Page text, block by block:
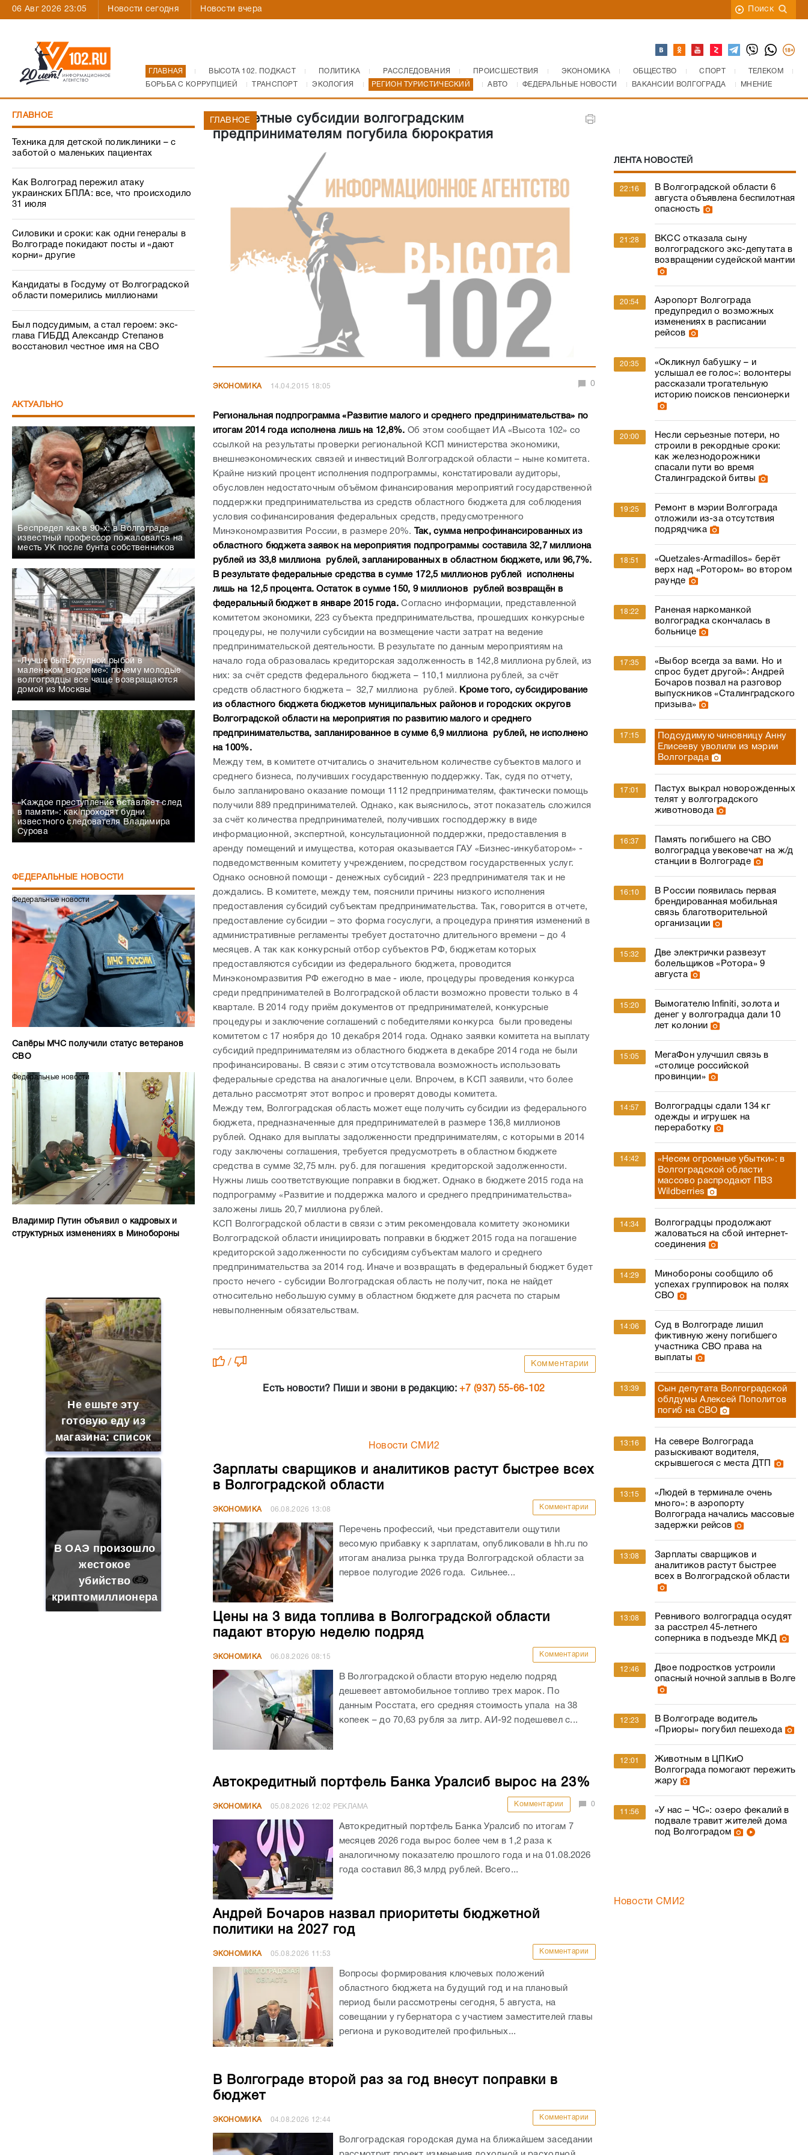
06 Авг 2026 23:05 Новости сегодня Новости вчера Поиск
ГЛАВНАЯ ВЫСОТА 102. ПОДКАСТ ПОЛИТИКА РАССЛЕДОВАНИЯ ПРОИСШЕСТВИЯ ЭКОНОМИКА ОБЩЕСТВО СПОРТ
ТЕЛЕКОМ
БОРЬБА С КОРРУПЦИЕЙ
ТРАНСПОРТ ЭКОЛОГИЯ РЕГИОН ТУРИСТИЧЕСКИЙ АВТО ФЕДЕРАЛЬНЫЕ НОВОСТИ ВАКАНСИИ ВОЛГОГРАДА МНЕНИЕ
ГЛАВНОЕ
Техника для детской поликлиники – с
заботой о маленьких пациентах
Как Волгоград пережил атаку
украинских БПЛА: все, что происходило
31 июля
Силовики и сроки: как одни генералы в
Волгограде покидают посты и «дают
корни» другие
Кандидаты в Госдуму от Волгоградской
области померились миллионами
Был подсудимым, а стал героем: экс-
глава ГИБДД Александр Степанов
восстановил честное имя на СВО
АКТУАЛЬНО
Беспредел как в 90-х: в Волгограде
известный профессор пожаловался на
месть УК после бунта собственников
«Лучше быть крупной рыбой в
маленьком водоеме»: почему молодые
волгоградцы все чаще возвращаются
домой из Москвы
«Каждое преступление оставляет след
в памяти»: как проходят будни
известного следователя Владимира
Сурова
ФЕДЕРАЛЬНЫЕ НОВОСТИ
Федеральные новости
Сапёры МЧС получили статус ветеранов
СВО
Федеральные новости
Владимир Путин объявил о кадровых и
структурных изменениях в Минобороны
Не ешьте эту
готовую еду из
магазина: список
В ОАЭ произошло
жестокое
убийство
криптомиллионера
Бюджетные субсидии волгоградским
предпринимателям погубила бюрократия
ГЛАВНОЕ
ЭКОНОМИКА 14.04.2015 18:05 0
Региональная подпрограмма «Развитие малого и среднего предпринимательства» по
итогам 2014 года исполнена лишь на 12,8%. Об этом сообщает ИА «Высота 102» со
ссылкой на результаты проверки региональной КСП министерства экономики,
внешнеэкономических связей и инвестиций Волгоградской области – ныне комитета.
Крайне низкий процент исполнения подпрограммы, констатировали аудиторы,
обусловлен недостаточным объёмом финансирования мероприятий государственной
поддержки предпринимательства из средств областного бюджета для соблюдения
условия софинансирования федеральных средств, предусмотренного
Минэкономразвития России, в размере 20%. Так, сумма непрофинансированных из
областного бюджета заявок на мероприятия подпрограммы составила 32,7 миллиона
рублей из 33,8 миллиона рублей, запланированных в областном бюджете, или 96,7%.
В результате федеральные средства в сумме 172,5 миллионов рублей исполнены
лишь на 12,5 процента. Остаток в сумме 150, 9 миллионов рублей возвращён в
федеральный бюджет в январе 2015 года.Согласно информации, представленной
комитетом экономики, 223 субъекта предпринимательства, прошедших конкурсные
процедуры, не получили субсидии на возмещение части затрат на ведение
предпринимательской деятельности. В результате по данным мероприятиям на
начало года образовалась кредиторская задолженность в 142,8 миллиона рублей, из
них: за счёт средств федерального бюджета – 110,1 миллиона рублей, за счёт
средств областного бюджета – 32,7 миллиона рублей. Кроме того, субсидирование
из областного бюджета бюджетов муниципальных районов и городских округов
Волгоградской области на мероприятия по развитию малого и среднего
предпринимательства, запланированное в сумме 6,9 миллиона рублей, не исполнено
на 100%.
Между тем, в комитете отчитались о значительном количестве субъектов малого и
среднего бизнеса, получивших государственную поддержку. Так, судя по отчету,
было запланировано оказание помощи 1112 предпринимателям, фактически помощь
получили 889 предпринимателей. Однако, как выяснилось, этот показатель сложился
за счёт количества предпринимателей, получивших господдержку в виде
информационной, экспертной, консультационной поддержки, предоставления в
аренду помещений и имущества, которая оказывается ГАУ «Бизнес-инкубатором» -
подведомственным комитету учреждением, посредством государственных услуг.
Однако основной помощи - денежных субсидий - 223 предпринимателя так и не
дождались. В комитете, между тем, пояснили причины низкого исполнения
предоставления субсидий субъектам предпринимательства. Так, говорится в отчете,
предоставление субсидии – это форма госуслуги, а процедура принятия изменений в
административные регламенты требует достаточно длительного времени – до 4
месяцев. А так как конкурсный отбор субъектов РФ, бюджетам которых
предоставляются субсидии из федерального бюджета, проводится
Минэкономразвития РФ ежегодно в мае - июле, процедуры проведения конкурса
среди предпринимателей в Волгоградской области возможно провести только в 4
квартале. В 2014 году приём документов от предпринимателей, конкурсные
процедуры и заключение соглашений с победителями конкурса были проведены
комитетом с 17 ноября до 10 декабря 2014 года. Однако заявки комитета на выплату
субсидий предпринимателям из областного бюджета в декабре 2014 года не были
профинансированы. В связи с этим отсутствовала возможность использовать
федеральные средства на аналогичные цели. Впрочем, в КСП заявили, что более
детально рассмотрят этот вопрос и проверят доводы комитета.
Между тем, Волгоградская область может еще получить субсидии из федерального
бюджета, предназначенные для предпринимателей в размере 136,8 миллионов
рублей. Однако для выплаты задолженности предпринимателям, с которыми в 2014
году заключены соглашения, требуется предусмотреть в областном бюджете
средства в сумме 32,75 млн. руб. для погашения кредиторской задолженности.
Нужны лишь соответствующие поправки в бюджет. Однако в бюджете 2015 года на
подпрограмму «Развитие и поддержка малого и среднего предпринимательства»
заложены лишь 20,7 миллиона рублей.
КСП Волгоградской области в связи с этим рекомендовала комитету экономики
Волгоградской области инициировать поправки в бюджет 2015 года на погашение
кредиторской задолженности по субсидиям субъектам малого и среднего
предпринимательства за 2014 год. Иначе и возвращать в федеральный бюджет будет
просто нечего - субсидии Волгоградская область не получит, пока не найдет
относительно небольшую сумму в областном бюджете для расчета по старым
невыполненным обязательствам.
/ Комментарии
Есть новости? Пиши и звони в редакцию:+7 (937) 55-66-102
Новости СМИ2
Зарплаты сварщиков и аналитиков растут быстрее всех
в Волгоградской области
ЭКОНОМИКА 06.08.2026 13:08 Комментарии
Перечень профессий, чьи представители ощутили
весомую прибавку к зарплатам, опубликовали в hh.ru по
итогам анализа рынка труда Волгоградской области за
первое полугодие 2026 года. Сильнее...
Цены на 3 вида топлива в Волгоградской области
падают вторую неделю подряд
ЭКОНОМИКА 06.08.2026 08:15 Комментарии
В Волгоградской области вторую неделю подряд
дешевеет автомобильное топливо трех марок. По
данным Росстата, его средняя стоимость упала на 38
копеек – до 70,63 рубля за литр. АИ-92 подешевел с...
Автокредитный портфель Банка Уралсиб вырос на 23%
ЭКОНОМИКА 05.08.2026 12:02 РЕКЛАМА Комментарии 0
Автокредитный портфель Банка Уралсиб по итогам 7
месяцев 2026 года вырос более чем в 1,2 раза к
аналогичному показателю прошлого года и на 01.08.2026
года составил 86,3 млрд рублей. Всего...
Андрей Бочаров назвал приоритеты бюджетной
политики на 2027 год
ЭКОНОМИКА 05.08.2026 11:53 Комментарии
Вопросы формирования ключевых положений
областного бюджета на будущий год и на плановый
период были рассмотрены сегодня, 5 августа, на
совещании у губернатора с участием заместителей главы
региона и руководителей профильных...
В Волгограде второй раз за год внесут поправки в
бюджет
ЭКОНОМИКА 04.08.2026 12:44 Комментарии
Волгоградская городская дума на ближайшем заседании
ЛЕНТА НОВОСТЕЙ
22:16
В Волгоградской области 6
августа объявлена беспилотная
опасность
21:28
ВКСС отказала сыну
волгоградского экс-депутата в
возвращении судейской мантии
20:54
Аэропорт Волгограда
предупредил о возможных
изменениях в расписании
рейсов
20:35
«Окликнул бабушку – и
услышал ее голос»: волонтеры
рассказали трогательную
историю поисков пенсионерки
20:00
Несли серьезные потери, но
строили в рекордные сроки:
как железнодорожники
спасали пути во время
Сталинградской битвы
19:25
Ремонт в мэрии Волгограда
отложили из-за отсутствия
подрядчика
18:51
«Quetzales‑Armadillos» берёт
верх над «Ротором» во втором
раунде
18:22
Раненая наркоманкой
волгоградка скончалась в
больнице
17:35
«Выбор всегда за вами. Но и
спрос будет другой»: Андрей
Бочаров позвал на разговор
выпускников «Сталинградского
призыва»
17:15
Подсудимую чиновницу Анну
Елисееву уволили из мэрии
Волгограда
17:01
Пастух выкрал новорожденных
телят у волгоградского
животновода
16:37
Память погибшего на СВО
волгоградца увековечат на ж/д
станции в Волгограде
16:10
В России появилась первая
брендированная мобильная
связь благотворительной
организации
15:32
Две электрички развезут
болельщиков «Ротора» 9
августа
15:20
Вымогателю Infiniti, золота и
денег у волгоградца дали 10
лет колонии
15:05
МегаФон улучшил связь в
«столице российской
провинции»
14:57
Волгоградцы сдали 134 кг
одежды и игрушек на
переработку
14:42
«Несем огромные убытки»: в
Волгоградской области
массово распродают ПВЗ
Wildberries
14:34
Волгоградцы продолжают
жаловаться на сбой интернет-
соединения
14:29
Минобороны сообщило об
успехах группировок на полях
СВО
14:06
Суд в Волгограде лишил
фиктивную жену погибшего
участника СВО права на
выплаты
13:39
Сын депутата Волгоградской
облдумы Алексей Пополитов
погиб на СВО
13:16
На севере Волгограда
разыскивают водителя,
скрывшегося с места ДТП
13:15
«Людей в терминале очень
много»: в аэропорту
Волгограда начались массовые
задержки рейсов
13:08
Зарплаты сварщиков и
аналитиков растут быстрее
всех в Волгоградской области
13:08
Ревнивого волгоградца осудят
за расстрел 45-летнего
соперника в подъезде МКД
12:46
Двое подростков устроили
опасный ночной заплыв в Волге
12:23
В Волгограде водитель
«Приоры» погубил пешехода
12:01
Животным в ЦПКиО
Волгограда помогают пережить
жару
11:56
«У нас – ЧС»: озеро фекалий в
подвале травит жителей дома
под Волгоградом
Новости СМИ2